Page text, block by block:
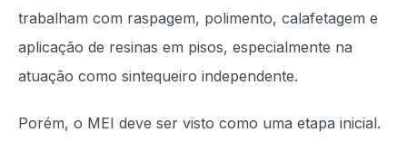
trabalham com raspagem, polimento, calafetagem e
aplicação de resinas em pisos, especialmente na
atuação como sintequeiro independente.
Porém, o MEI deve ser visto como uma etapa inicial.